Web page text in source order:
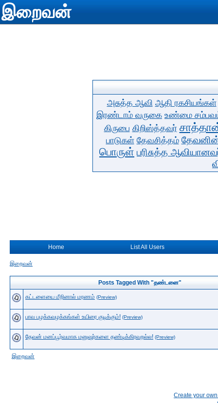
இறைவன்
அசுத்த ஆவி ஆதி ரகசியங்கள்
இரண்டாம் வருகை உண்மை
கிருபை கிறிஸ்த்தவர்
பாடுகள் தேவசித்தம்
பொருள் பரிசுத்த
Home List All Users
இறைவன்
Posts Tagged With "தண்டனை"
கட்டளையை மீறினால் மரணம் (Preview)
பாவ பழக்கவழக்கங்கள் உயிரை குடிக்கும்! (Preview)
தேவன் மனப்பூர்வமாக மனுஷர்களை தண்டிக்கிரவறல்ல! (Preview)
இறைவன்
Create your